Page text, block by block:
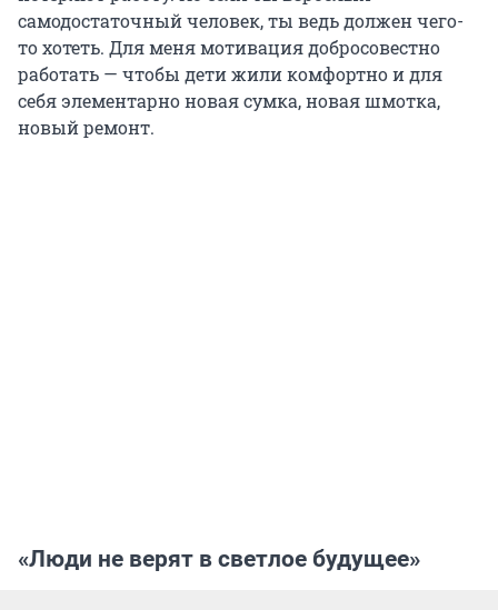
самодостаточный человек, ты ведь должен чего-
то хотеть. Для меня мотивация добросовестно
работать — чтобы дети жили комфортно и для
себя элементарно новая сумка, новая шмотка,
новый ремонт.
«Люди не верят в светлое будущее»